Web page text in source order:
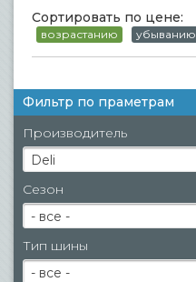
Сортировать по цене:
возрастанию убыванию
Фильтр по праметрам
Производитель
Deli
Сезон
- все -
Тип шины
- все -